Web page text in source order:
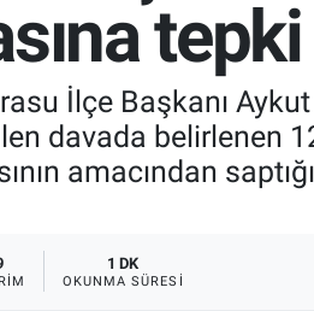
tepki
İlçe Başkanı
davada belirlenen
amacından
1 DK
OKUNMA SÜRESI